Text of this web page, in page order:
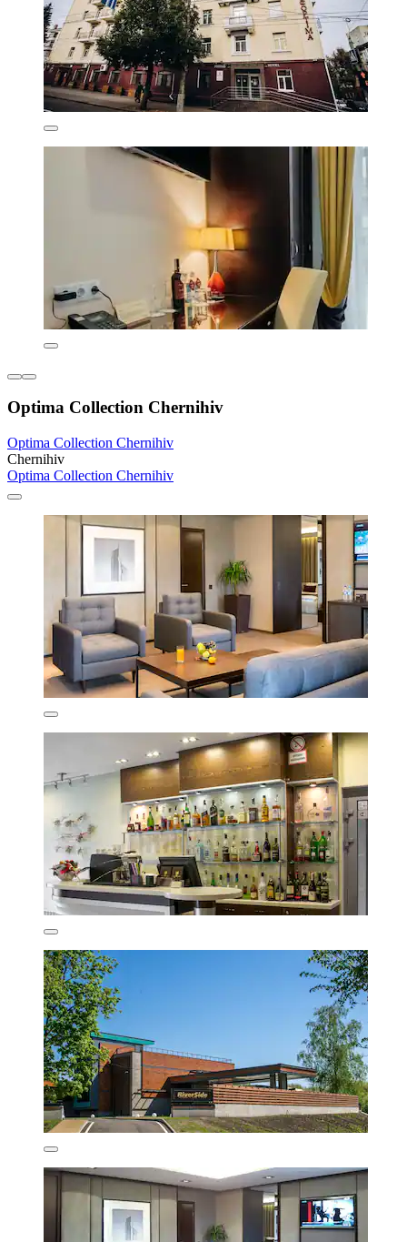
Optima Collection Chernihiv
Optima Collection Chernihiv
Chernihiv
Optima Collection Chernihiv